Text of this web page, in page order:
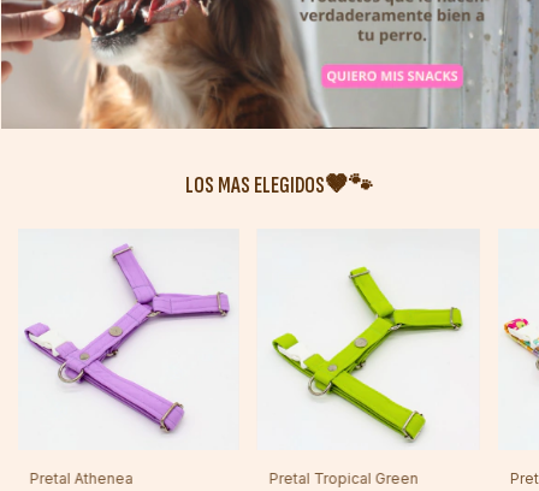
LOS MAS ELEGIDOS🤎🐾
Pretal Athenea Pretal Tropical Green